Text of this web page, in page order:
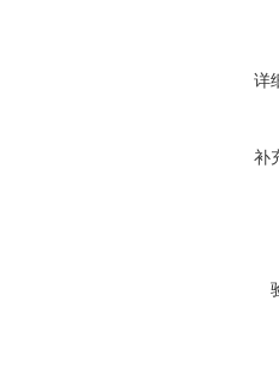
详
补